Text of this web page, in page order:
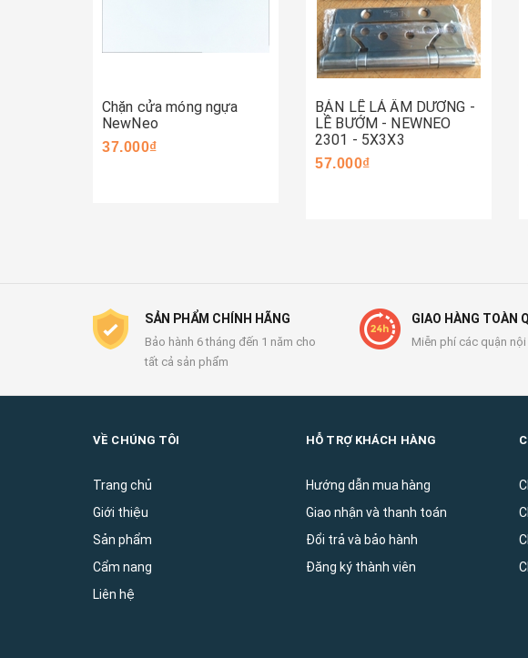
Chặn cửa móng ngựa
NewNeo
37.000₫
BẢN LỀ LÁ ÂM DƯƠNG -
LỀ BƯỚM - NEWNEO
2301 - 5X3X3
57.000₫
SẢN PHẨM CHÍNH HÃNG
Bảo hành 6 tháng đến 1 năm cho
tất cả sản phẩm
GIAO HÀNG TOÀN
Miễn phí các quận nội
VỀ CHÚNG TÔI
Trang chủ
Giới thiệu
Sản phẩm
Cẩm nang
Liên hệ
HỖ TRỢ KHÁCH HÀNG
Hướng dẫn mua hàng
Giao nhận và thanh toán
Đổi trả và bảo hành
Đăng ký thành viên